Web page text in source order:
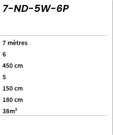
7-ND-5W-6P
7 mètres
6
450 cm
5
150 cm
180 cm
38m²